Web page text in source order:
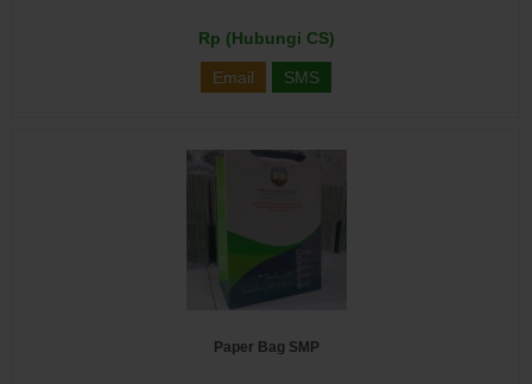
Rp (Hubungi CS)
Email SMS
Paper Bag SMP